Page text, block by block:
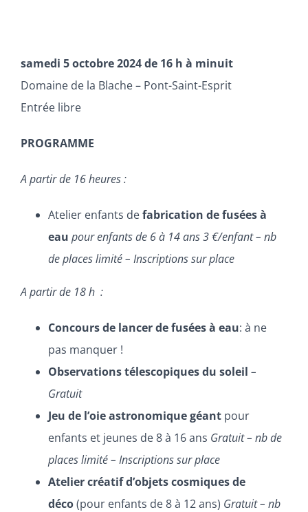
samedi 5 octobre 2024 de 16 h à minuit
Domaine de la Blache – Pont-Saint-Esprit
Entrée libre
PROGRAMME
A partir de 16 heures :
Atelier enfants defabrication defusées à
eau pour enfants de 6 à 14 ans 3 €/enfant – nb
de places limité – Inscriptions sur place
A partir de 18 h :
Concours de lancer de fusées à eau: à ne
pas manquer !
Observations télescopiques du soleil –
Gratuit
Jeu de l’oie astronomique géant pour
enfants et jeunes de 8 à 16 ans Gratuit – nb de
places limité – Inscriptions sur place
Atelier créatif d’objets cosmiques de
déco(pour enfants de 8 à 12 ans) Gratuit – nb